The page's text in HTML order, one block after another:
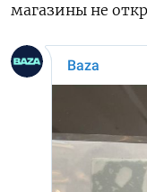
магазины не